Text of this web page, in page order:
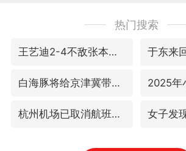
热门搜索
王艺迪2-4不敌张本美和止步4强
白海豚将给京津冀带来大暴雨
杭州机场已取消航班388架次